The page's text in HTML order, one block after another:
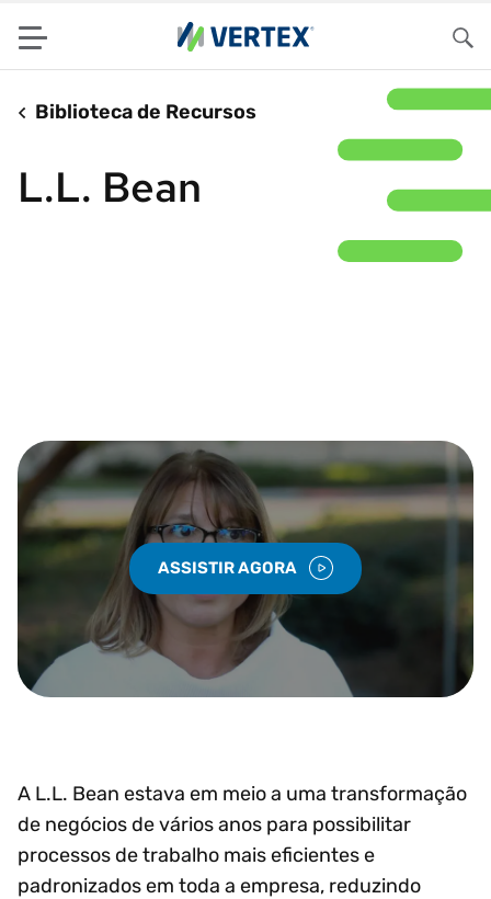
Menu
Biblioteca de Recursos
L.L. Bean
ASSISTIR AGORA
A L.L. Bean estava em meio a uma transformação
de negócios de vários anos para possibilitar
processos de trabalho mais eficientes e
padronizados em toda a empresa, reduzindo